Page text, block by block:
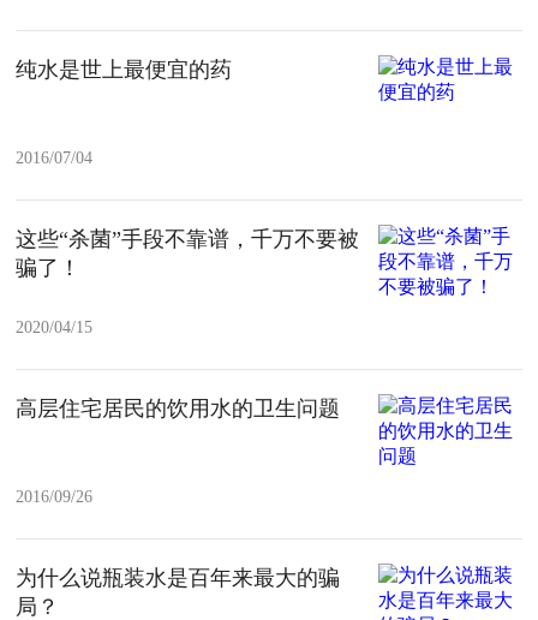
纯水是世上最便宜的药
2016/07/04
这些“杀菌”手段不靠谱，千万不要被
骗了！
2020/04/15
高层住宅居民的饮用水的卫生问题
2016/09/26
为什么说瓶装水是百年来最大的骗
局？